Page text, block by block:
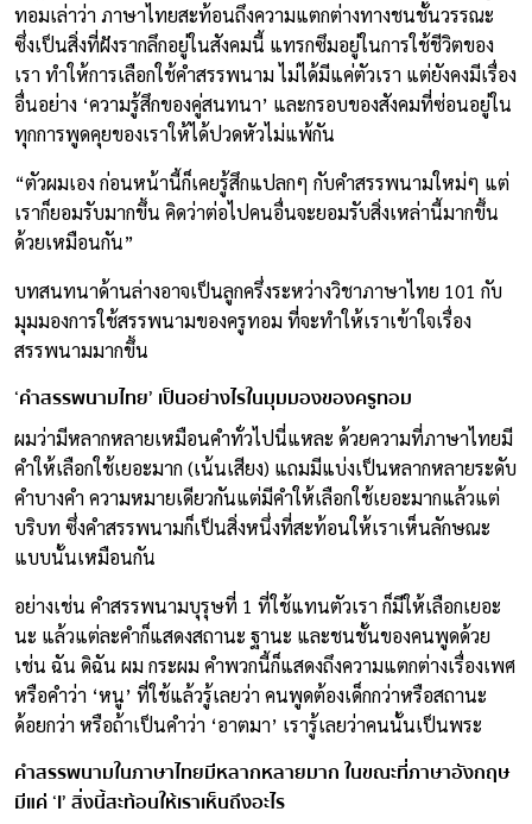
ทอมเล่าว่า ภาษาไทยสะท้อนถึงความแตกต่างทางชนชั้นวรรณะ
ซึ่งเป็นสิ่งที่ฝังรากลึกอยู่ในสังคมนี้ แทรกซึมอยู่ในการใช้ชีวิตของ
เรา ทำให้การเลือกใช้คำสรรพนาม ไม่ได้มีแค่ตัวเรา แต่ยังคงมีเรื่อง
อื่นอย่าง ‘ความรู้สึกของคู่สนทนา’ และกรอบของสังคมที่ซ่อนอยู่ใน
ทุกการพูดคุยของเราให้ได้ปวดหัวไม่แพ้กัน
“ตัวผมเอง ก่อนหน้านี้ก็เคยรู้สึกแปลกๆ กับคำสรรพนามใหม่ๆ แต่
เราก็ยอมรับมากขึ้น คิดว่าต่อไปคนอื่นจะยอมรับสิ่งเหล่านี้มากขึ้น
ด้วยเหมือนกัน”
บทสนทนาด้านล่างอาจเป็นลูกครึ่งระหว่างวิชาภาษาไทย 101 กับ
มุมมองการใช้สรรพนามของครูทอม ที่จะทำให้เราเข้าใจเรื่อง
สรรพนามมากขึ้น
‘คำสรรพนามไทย’ เป็นอย่างไรในมุมมองของครูทอม
ผมว่ามีหลากหลายเหมือนคำทั่วไปนี่แหละ ด้วยความที่ภาษาไทยมี
คำให้เลือกใช้เยอะมาก (เน้นเสียง) แถมมีแบ่งเป็นหลากหลายระดับ
คำบางคำ ความหมายเดียวกันแต่มีคำให้เลือกใช้เยอะมากแล้วแต่
บริบท ซึ่งคำสรรพนามก็เป็นสิ่งหนึ่งที่สะท้อนให้เราเห็นลักษณะ
แบบนั้นเหมือนกัน
อย่างเช่น คำสรรพนามบุรุษที่ 1 ที่ใช้แทนตัวเรา ก็มีให้เลือกเยอะ
นะ แล้วแต่ละคำก็แสดงสถานะ ฐานะ และชนชั้นของคนพูดด้วย
เช่น ฉัน ดิฉัน ผม กระผม คำพวกนี้ก็แสดงถึงความแตกต่างเรื่องเพศ
หรือคำว่า ‘หนู’ ที่ใช้แล้วรู้เลยว่า คนพูดต้องเด็กกว่าหรือสถานะ
ด้อยกว่า หรือถ้าเป็นคำว่า ‘อาตมา’ เรารู้เลยว่าคนนั้นเป็นพระ
คำสรรพนามในภาษาไทยมีหลากหลายมาก ในขณะที่ภาษาอังกฤษ
มีแค่ ‘I’ สิ่งนี้สะท้อนให้เราเห็นถึงอะไร